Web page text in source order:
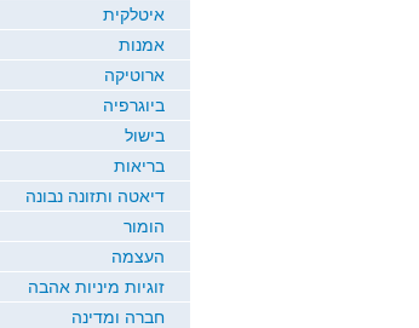
איטלקית
אמנות
ארוטיקה
ביוגרפיה
בישול
בריאות
דיאטה ותזונה נבונה
הומור
העצמה
זוגיות מיניות אהבה
חברה ומדינה